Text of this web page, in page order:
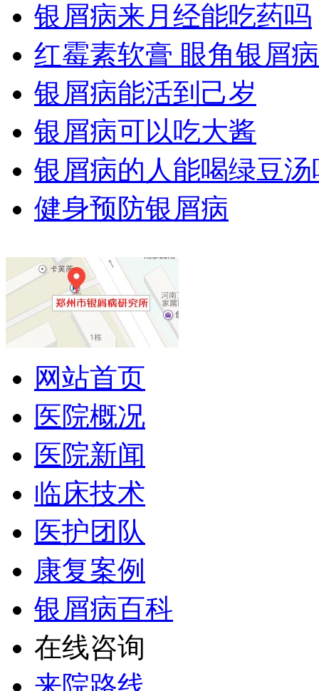
银屑病来月经能吃药吗
红霉素软膏 眼角银屑病
银屑病能活到己岁
银屑病可以吃大酱
银屑病的人能喝绿豆汤
健身预防银屑病
网站首页
医院概况
医院新闻
临床技术
医护团队
康复案例
银屑病百科
在线咨询